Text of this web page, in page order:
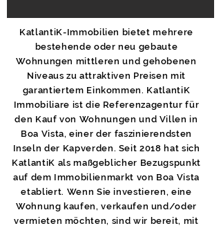
KatlantiK-Immobilien bietet mehrere
bestehende oder neu gebaute
Wohnungen mittleren und gehobenen
Niveaus zu attraktiven Preisen mit
garantiertem Einkommen. KatlantiK
Immobiliare ist die Referenzagentur für
den Kauf von Wohnungen und Villen in
Boa Vista, einer der faszinierendsten
Inseln der Kapverden. Seit 2018 hat sich
KatlantiK als maßgeblicher Bezugspunkt
auf dem Immobilienmarkt von Boa Vista
etabliert. Wenn Sie investieren, eine
Wohnung kaufen, verkaufen und/oder
vermieten möchten, sind wir bereit, mit